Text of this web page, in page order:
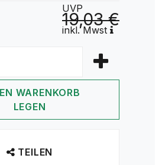
UVP
19,03 €
inkl. Mwst
WARENKORB
LEGEN
TEILEN